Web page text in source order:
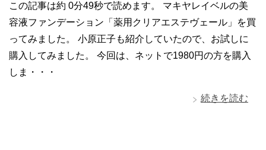
この記事は約 0分49秒で読めます。 マキヤレイベルの美
容液ファンデーション「薬用クリアエステヴェール」を買
ってみました。 小原正子も紹介していたので、お試しに
購入してみました。 今回は、ネットで1980円の方を購入
しま・・・
続きを読む